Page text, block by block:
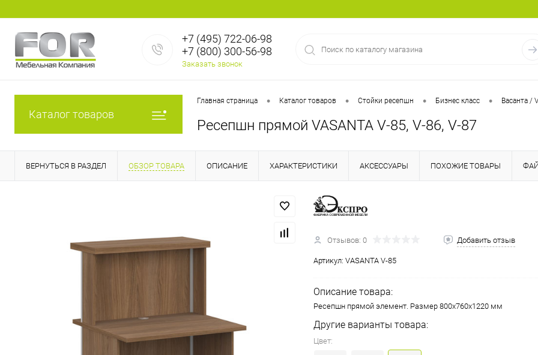
+7 (495) 722-06-98
+7 (800) 300-56-98
Заказать звонок
Каталог товаров
Главная страница • Каталог товаров • Стойки ресепшн • Бизнес класс • Васанта /
Ресепшн прямой VASANTA V-85, V-86, V-87
ВЕРНУТЬСЯ В РАЗДЕЛ ОБЗОР ТОВАРА ОПИСАНИЕ ХАРАКТЕРИСТИКИ АКСЕССУАРЫ ПОХОЖИЕ ТОВАРЫ
Отзывов: 0 Добавить отзыв
Артикул: VASANTA V-85
Описание товара:
Ресепшн прямой элемент. Размер 800х760х1220 мм
Другие варианты товара:
Цвет: